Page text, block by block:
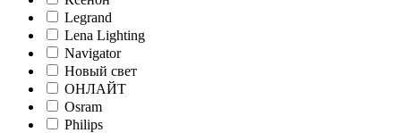
Legrand
Lena Lighting
Navigator
Новый свет
ОНЛАЙТ
Osram
Philips